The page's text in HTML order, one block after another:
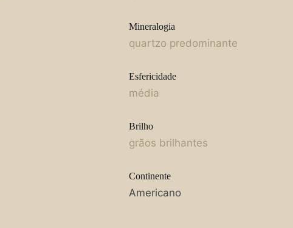
Mineralogia
quartzo predominante
Esfericidade
média
Brilho
grãos brilhantes
Continente
Americano